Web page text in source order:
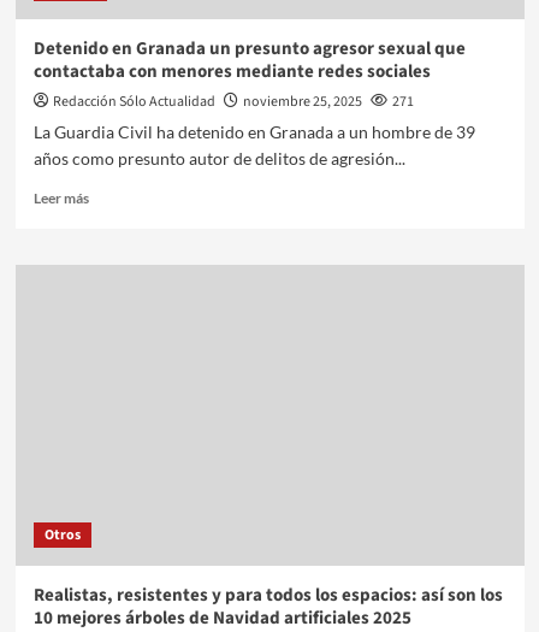
Detenido en Granada un presunto agresor sexual que
contactaba con menores mediante redes sociales
Redacción Sólo Actualidad noviembre 25, 2025
271
La Guardia Civil ha detenido en Granada a un hombre de 39
años como presunto autor de delitos de agresión...
Leer más
Otros
Realistas, resistentes y para todos los espacios: así son los
10 mejores árboles de Navidad artificiales 2025